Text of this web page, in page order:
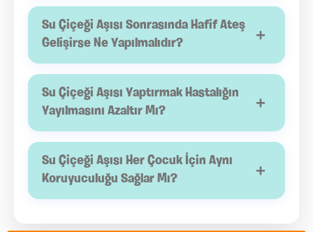
Gerekli durumlarda farklı enjeksiyon bölgeleri
kullanılarak aynı gün başka aşılarla birlikte
uygulanabilir. Bu konuda karar sağlık profesyoneli
tarafından verilir.
Su Çiçeği Aşısı Sonrasında Hafif Ateş
Gelişirse Ne Yapılmalıdır?
+
Hafif ateş genellikle kısa sürelidir. Çocuğun sıvı
alımı takip edilmeli, ateş yükselir veya uzun süre
devam ederse doktora danışılmalıdır.
Su Çiçeği Aşısı Yaptırmak Hastalığın
Yayılmasını Azaltır Mı?
+
Evet. Aşılanan kişi sayısının artması, virüsün
toplum içinde dolaşımını azaltarak salgınların
önlenmesine katkı sağlar.
Su Çiçeği Aşısı Her Çocuk İçin Aynı
Koruyuculuğu Sağlar Mı?
+